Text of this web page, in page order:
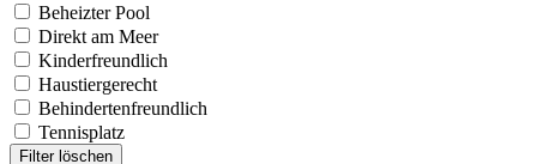
Beheizter Pool
Direkt am Meer
Kinderfreundlich
Haustiergerecht
Behindertenfreundlich
Tennisplatz
Filter löschen